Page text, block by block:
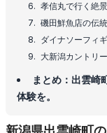
孝信丸で行く絶
磯田鮮魚店の伝
ダイナソーフィ
大新潟カントリ
まとめ：出雲崎
体験を。